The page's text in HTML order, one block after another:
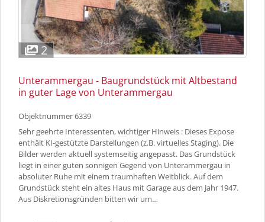
2
Unterammergau - Baugrundstück mit Altbestand
in guter Lage von Unterammergau
Objektnummer6339
Sehr geehrte Interessenten, wichtiger Hinweis : Dieses Expose
enthält KI-gestützte Darstellungen (z.B. virtuelles Staging). Die
Bilder werden aktuell systemseitig angepasst. Das Grundstück
liegt in einer guten sonnigen Gegend von Unterammergau in
absoluter Ruhe mit einem traumhaften Weitblick. Auf dem
Grundstück steht ein altes Haus mit Garage aus dem Jahr 1947.
Aus Diskretionsgründen bitten wir um…